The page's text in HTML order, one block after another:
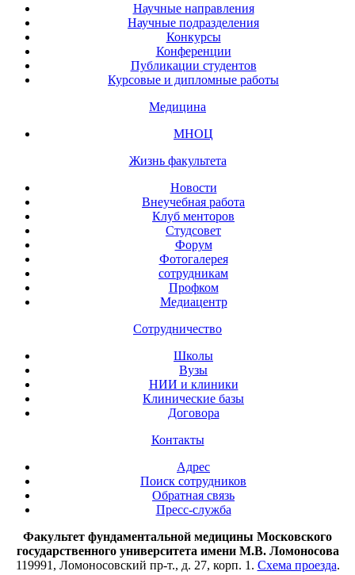
Научные направления
Научные подразделения
Конкурсы
Конференции
Публикации студентов
Курсовые и дипломные работы
Медицина
МНОЦ
Жизнь факультета
Новости
Внеучебная работа
Клуб менторов
Студсовет
Форум
Фотогалерея
сотрудникам
Профком
Медиацентр
Сотрудничество
Школы
Вузы
НИИ и клиники
Клинические базы
Договора
Контакты
Адрес
Поиск сотрудников
Обратная связь
Пресс-служба
Факультет фундаментальной медицины Московского
государственного университета имени М.В. Ломоносова
119991, Ломоносовский пр-т., д. 27, корп. 1. Схема проезда.